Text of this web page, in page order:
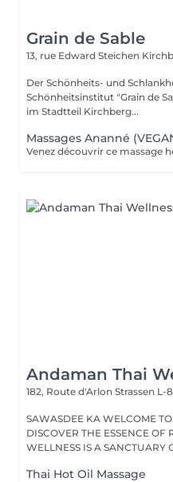
Grain de Sable
13, rue Edward Steichen
Der Schönheits- und
Schönheitsinstitut "Grain de
im Stadtteil Kirchberg...
Massages Ananné
Andaman Thai
182, Route d'Arlon Strassen L-
SAWASDEE KA WELCOME
DISCOVER THE ESSENCE
WELLNESS IS A SANCTUARY
Thai Hot Oil Massage